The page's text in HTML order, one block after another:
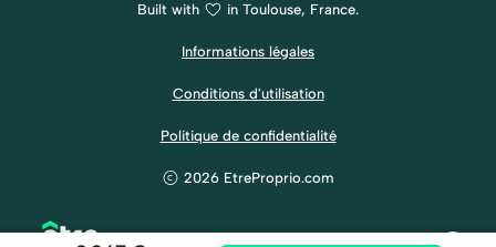
Built with in Toulouse, France.
Informations légales
Conditions d'utilisation
Politique de confidentialité
2026 EtreProprio.com